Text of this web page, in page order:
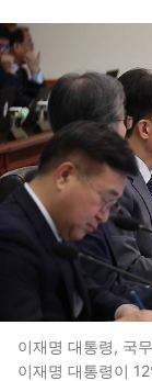
이재명 대통령, 국
이재명 대통령이